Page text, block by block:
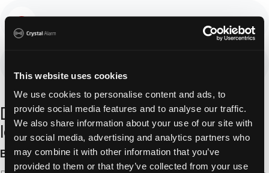
This website uses cookies
We use cookies to personalise content and ads, to
provide social media features and to analyse our traffic.
We also share information about your use of our site with
our social media, advertising and analytics partners who
may combine it with other information that you’ve
provided to them or that they’ve collected from your use
Det som skiljer oss från andra
lösningar
Byggt för stressade lägen